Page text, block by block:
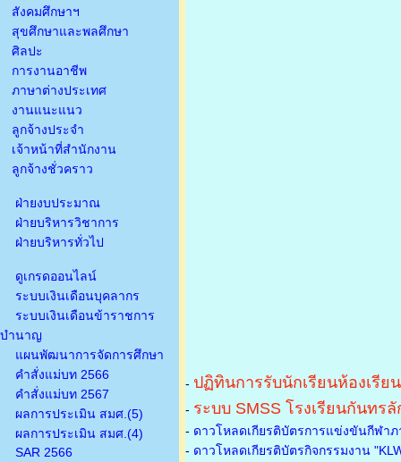
สังคมศึกษาฯ
สุขศึกษาและพลศึกษา
ศิลปะ
การงานอาชีพ
ภาษาต่างประเทศ
งานแนะแนว
ลูกจ้างประจำ
เจ้าหน้าที่สำนักงาน
ลูกจ้างชั่วคราว
ฝ่ายงบประมาณ
ฝ่ายบริหารวิชาการ
ฝ่ายบริหารทั่วไป
ดูเกรดออนไลน์
ระบบเงินเดือนบุคลากร
ระบบเงินเดือนข้าราชการ
บำนาญ
แผนพัฒนาการจัดการศึกษา
คำสั่งแม่บท 2566
คำสั่งแม่บท 2567
ผลการประเมิน สมศ.(5)
ผลการประเมิน สมศ.(4)
SAR 2566
- ปฏิทินการรับนักเรียนห้องเรีย
- ระบบ SMSS โรงเรียนกันทร
- ดาวโหลดเกียรติบัตรการแข่งขันกีฬา
- ดาวโหลดเกียรติบัตรกิจกรรมงาน